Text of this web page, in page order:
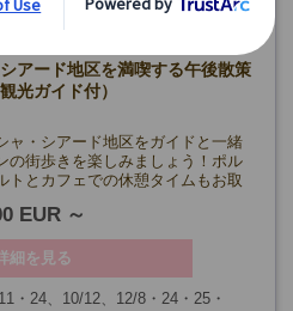
アード地区を満喫する午後散策
光ガイド付）
ャ・シアード地区をガイドと一緒
の街歩きを楽しみましょう！ポル
トとカフェでの休憩タイムもお取
EUR
細を見る
・24、10/12、12/8・24・25・